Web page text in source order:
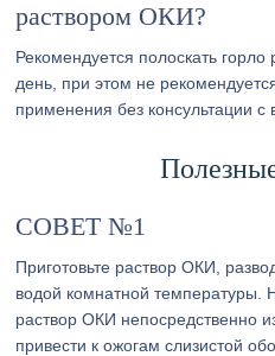
раствором ОКИ?
Рекомендуется полоскать
день, при этом не
применения без консультации с
СОВЕТ №1
Приготовьте раствор ОКИ,
водой комнатной температуры.
раствор ОКИ непосредственно
привести к ожогам слизистой